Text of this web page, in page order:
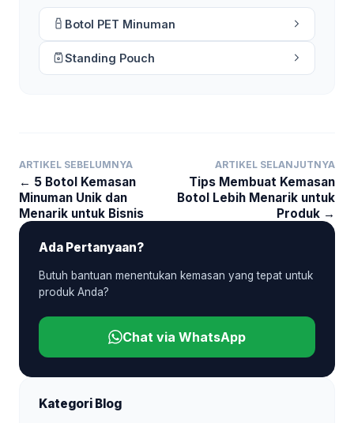
Botol PET Minuman
Standing Pouch
ARTIKEL SEBELUMNYA
← 5 Botol Kemasan
Minuman Unik dan
Menarik untuk Bisnis
ARTIKEL SELANJUTNYA
Tips Membuat Kemasan
Botol Lebih Menarik untuk
Produk →
Ada Pertanyaan?
Butuh bantuan menentukan kemasan yang tepat untuk
produk Anda?
Chat via WhatsApp
Kategori Blog